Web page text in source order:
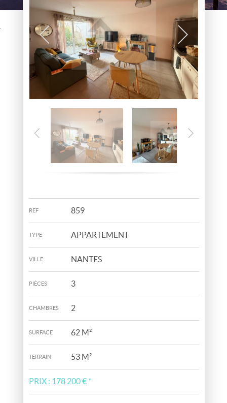
06 38 67 51 61
06 17 22 67 88
REF 859
TYPE APPARTEMENT
VILLE NANTES
PIÈCES 3
CHAMBRES 2
SURFACE 62 M²
TERRAIN 53 M²
PRIX : 178 200 € *